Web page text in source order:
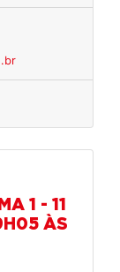
1 - 11
ÀS